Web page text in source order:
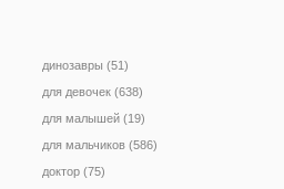
динозавры (51)
для девочек (638)
для малышей (19)
для мальчиков (586)
доктор (75)